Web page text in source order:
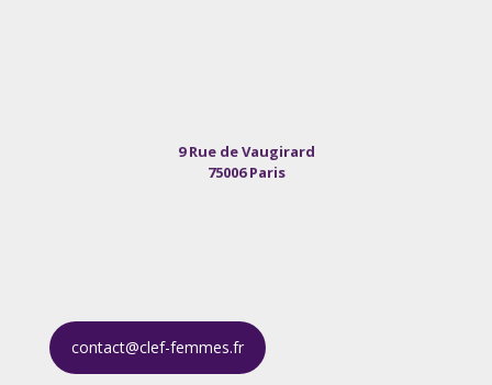
9 Rue de Vaugirard
75006 Paris
contact@clef-femmes.fr